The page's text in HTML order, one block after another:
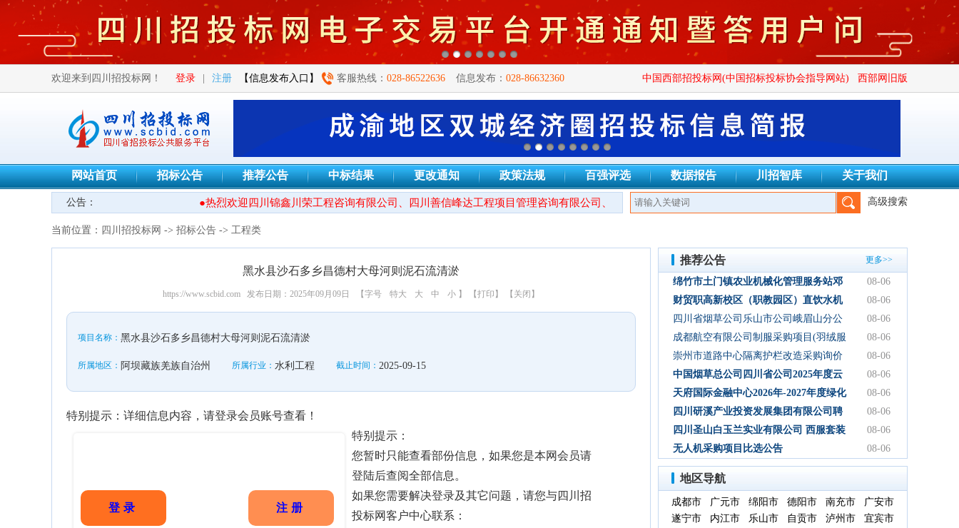
欢迎来到四川招投标网！ 登录 注册 【信息发布入口】 客服热线： 028-86522636 信息发布： 028-86632360 中国西部招投标网(中国招标投标协会指导网站) 西部网旧版
网站首页 招标公告 推荐公告 中标结果 更改通知 政策法规 百强评选 数据报告 川招智库 关于我们
公告： ●热烈欢迎四川锦鑫川荣工程咨询有限公司、四川善信峰达工程项目管理咨询有限公司、四川衡信建设项目管理有限公司、四川正汇恒招标代理有限公司、四川
高级搜索
当前位置： 四川招投标网 -> 招标公告 -> 工程类
黑水县沙石多乡昌德村大母河则泥石流清淤
https://www.scbid.com 发布日期：2025年09月09日 【字号 特大 大 中 小 】 【打印】 【关闭】
项目名称： 黑水县沙石多乡昌德村大母河则泥石流清淤
所属地区： 阿坝藏族羌族自治州 所属行业： 水利工程 截止时间： 2025-09-15
特别提示：详细信息内容，请登录会员账号查看！
登录 注册
特别提示：
您暂时只能查看部份信息，如果您是本网会员请
登陆后查阅全部信息。
如果您需要解决登录及其它问题，请您与四川招
投标网客户中心联系：
推荐公告 更多>>
绵竹市土门镇农业机械化管理服务站邓
林加油站双层管线隐患整改项目结果公
示
08-06
财贸职高新校区（职教园区）直饮水机
设备采购项目采购公告
08-06
四川省烟草公司乐山市公司峨眉山分公
司2026年-2027年食堂食材购买服务-询比
采购公告
08-06
成都航空有限公司制服采购项目(羽绒服
类)成交结果公告
08-06
崇州市道路中心隔离护栏改造采购询价
通知
08-06
中国烟草总公司四川省公司2025年度云
平台扩容项目（第三次） 中标候选人公
示
08-06
天府国际金融中心2026年-2027年度绿化
养护服务采购项目比选公告
08-06
四川研溪产业投资发展集团有限公司聘
请第三方服务机构开展贸易业务票据、
国内信用证结算服务结果公告
08-06
四川圣山白玉兰实业有限公司 西服套装
成品采购竞争性磋商公告
08-06
无人机采购项目比选公告
08-06
地区导航
成都市 广元市 绵阳市 德阳市 南充市
广安市
遂宁市
内江市 乐山市 自贡市 泸州市
宜宾市